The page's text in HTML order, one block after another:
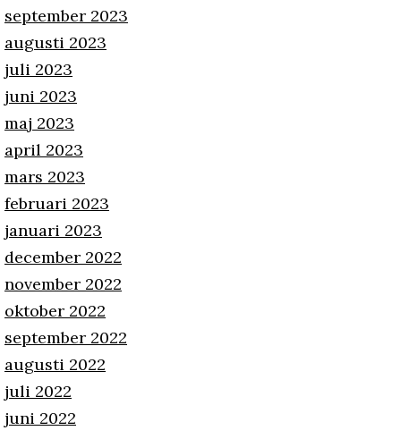
september 2023
augusti 2023
juli 2023
juni 2023
maj 2023
april 2023
mars 2023
februari 2023
januari 2023
december 2022
november 2022
oktober 2022
september 2022
augusti 2022
juli 2022
juni 2022